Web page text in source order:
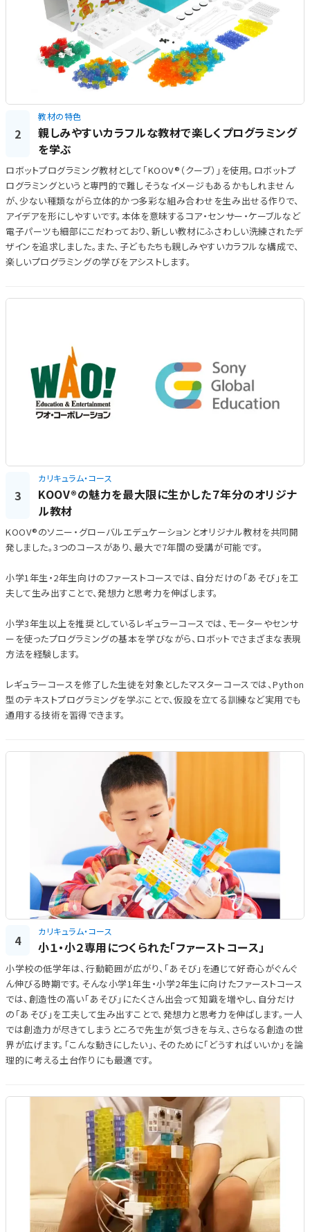
2
教材の特色
親しみやすいカラフルな教材で楽しくプログラミング
を学ぶ
ロボットプログラミング教材として「KOOV®（クーブ）」を使用。ロボットプ
ログラミングというと専門的で難しそうなイメージもあるかもしれません
が、少ない種類ながら立体的かつ多彩な組み合わせを生み出せる作りで、
アイデアを形にしやすいです。本体を意味するコア・センサー・ケーブルなど
電子パーツも細部にこだわっており、新しい教材にふさわしい洗練されたデ
ザインを追求しました。また、子どもたちも親しみやすいカラフルな構成で、
楽しいプログラミングの学びをアシストします。
3
カリキュラム・コース
KOOV®の魅力を最大限に生かした７年分のオリジナ
ル教材
KOOV®のソニー・グローバルエデュケーションとオリジナル教材を共同開
発しました。3つのコースがあり、最大で7年間の受講が可能です。
小学1年生・2年生向けのファーストコースでは、自分だけの「あそび」を工
夫して生み出すことで、発想力と思考力を伸ばします。
小学3年生以上を推奨としているレギュラーコースでは、モーターやセンサ
ーを使ったプログラミングの基本を学びながら、ロボットでさまざまな表現
方法を経験します。
レギュラーコースを修了した生徒を対象としたマスターコースでは、Python
型のテキストプログラミングを学ぶことで、仮設を立てる訓練など実用でも
通用する技術を習得できます。
4
カリキュラム・コース
小１・小２専用につくられた「ファーストコース」
小学校の低学年は、行動範囲が広がり、「あそび」を通じて好奇心がぐんぐ
ん伸びる時期です。そんな小学1年生・小学2年生に向けたファーストコース
では、創造性の高い「あそび」にたくさん出会って知識を増やし、自分だけ
の「あそび」を工夫して生み出すことで、発想力と思考力を伸ばします。一人
では創造力が尽きてしまうところで先生が気づきを与え、さらなる創造の世
界が広げます。「こんな動きにしたい」、そのために「どうすればいいか」を論
理的に考える土台作りにも最適です。